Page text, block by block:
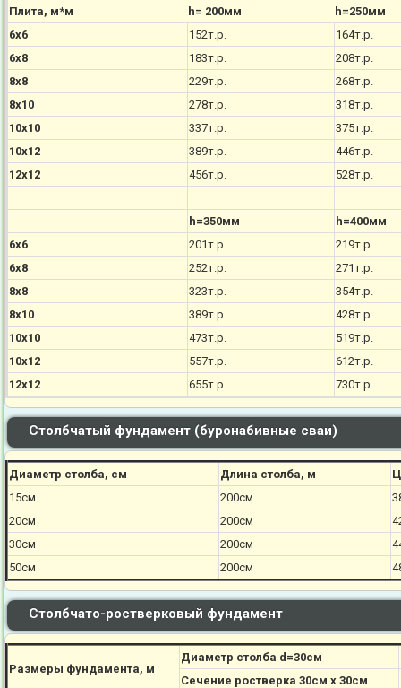
Плита, м*м h= 200мм
h=250мм
6х6
152т.р.
164т.р.
6х8
183т.р.
208т.р.
8х8
229т.р.
268т.р.
8х10
278т.р.
318т.р.
10х10
337т.р.
375т.р.
10х12
389т.р.
446т.р.
12х12
456т.р. 528т.р.
h=350мм
h=400мм
6х6
201т.р.
219т.р.
6х8
252т.р.
271т.р.
8х8
323т.р.
354т.р.
8х10
389т.р.
428т.р.
10х10
473т.р.
519т.р.
10х12
557т.р.
612т.р.
12х12
655т.р. 730т.р.
Столбчатый фундамент (буронабивные сваи)
Диаметр столба, см Длина столба, м
15см
200см
20см
200см
30см
200см
50см
200см
Столбчато-ростверковый фундамент
Размеры фундамента, м
Диаметр столба d=30см
Сечение ростверка 30см х 30см